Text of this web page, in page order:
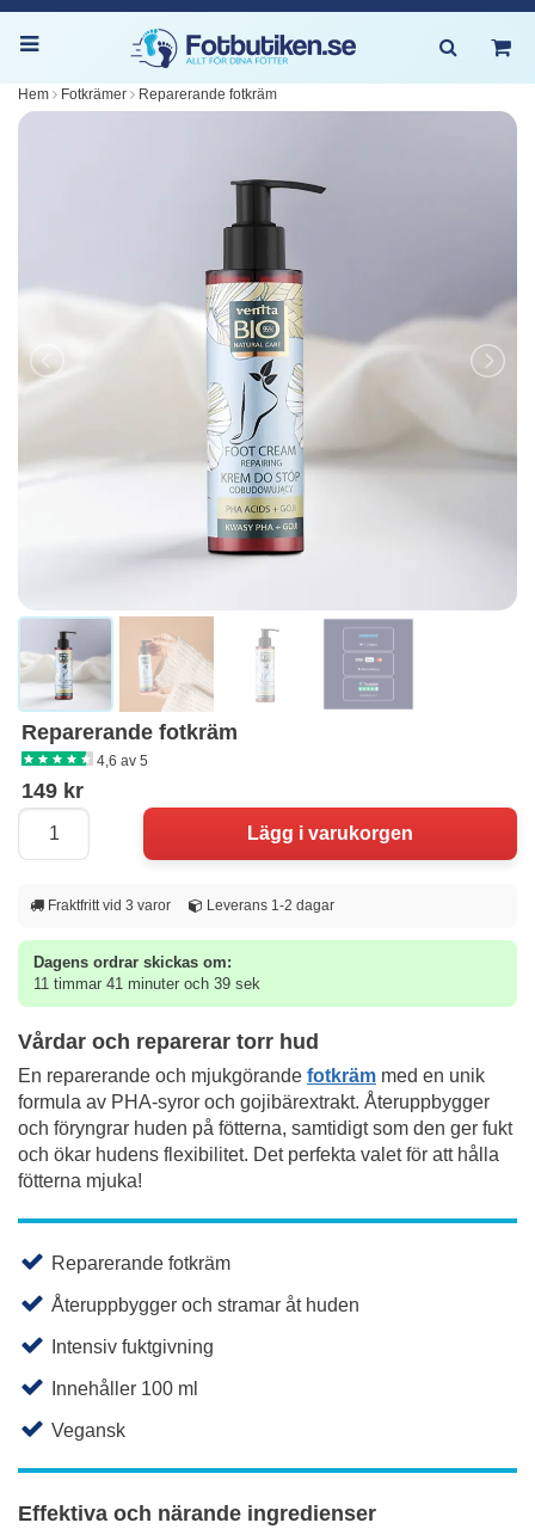
Hem Fotkrämer Reparerande fotkräm
Reparerande fotkräm
4,6 av 5
149 kr
Fraktfritt vid 3 varor Leverans 1-2 dagar
Dagens ordrar skickas om:
11 timmar 41 minuter och 39 sek
Vårdar och reparerar torr hud
En reparerande och mjukgörande fotkräm med en unik
formula av PHA-syror och gojibärextrakt. Återuppbygger
och föryngrar huden på fötterna, samtidigt som den ger fukt
och ökar hudens flexibilitet. Det perfekta valet för att hålla
fötterna mjuka!
Reparerande fotkräm
Återuppbygger och stramar åt huden
Intensiv fuktgivning
Innehåller 100 ml
Vegansk
Effektiva och närande ingredienser